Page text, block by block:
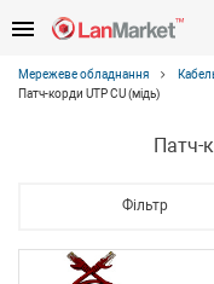
Мережеве обладнання
Патч-корди UTP CU (мідь)
Патч-
Фільтр